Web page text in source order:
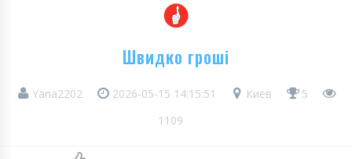
Швидко гроші
Yana2202 2026-05-15 14:15:51 Киев
5
1109